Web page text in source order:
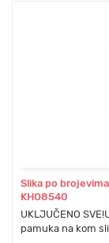
Slika po
KHO8540
UKLJUČENO
pamuka na kom